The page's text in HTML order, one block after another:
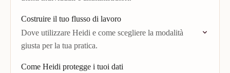
Costruire il tuo flusso di lavoro
Dove utilizzare Heidi e come scegliere la modalità
giusta per la tua pratica.
Come Heidi protegge i tuoi dati